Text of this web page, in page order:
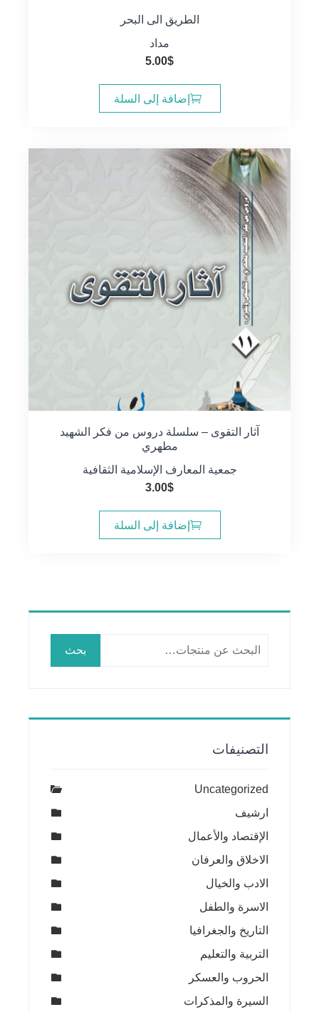
الطريق الى البحر
مداد
5.00$
إضافة إلى السلة
آثار التقوى – سلسلة دروس من فكر الشهيد
مطهري
جمعية المعارف الإسلامية الثقافية
3.00$
إضافة إلى السلة
بحث
التصنيفات
Uncategorized
ارشيف
الإقتصاد والأعمال
الاخلاق والعرفان
الادب والخيال
الاسرة والطفل
التاريخ والجغرافيا
التربية والتعليم
الحروب والعسكر
السيرة والمذكرات